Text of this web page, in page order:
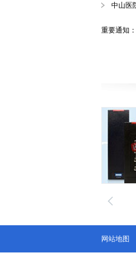
中山医
重要通知
网站地图